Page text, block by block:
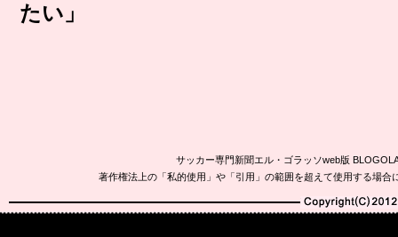
たい」
サッカー専門新聞エル・ゴラッソweb版
著作権法上の「私的使用」や「引用」の範囲を超えて使用する場
Copyright(C)2010-